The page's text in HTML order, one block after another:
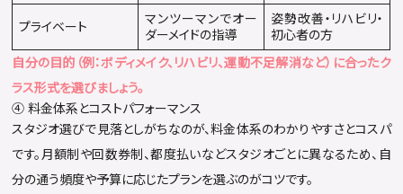
プライベート
マンツーマンでオー
ダーメイドの指導
姿勢改善・リハビリ・
初心者の方
自分の目的（例：ボディメイク、リハビリ、運動不足解消など）に合ったク
ラス形式を選びましょう。
④ 料金体系とコストパフォーマンス
スタジオ選びで見落としがちなのが、料金体系のわかりやすさとコスパ
です。月額制や回数券制、都度払いなどスタジオごとに異なるため、自
分の通う頻度や予算に応じたプランを選ぶのがコツです。